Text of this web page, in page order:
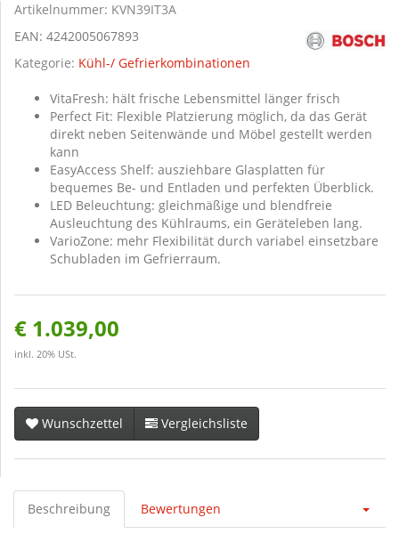
Artikelnummer: KVN39IT3A
EAN: 4242005067893
Kategorie: Kühl-/ Gefrierkombinationen
VitaFresh: hält frische Lebensmittel länger frisch
Perfect Fit: Flexible Platzierung möglich, da das Gerät
direkt neben Seitenwände und Möbel gestellt werden
kann
EasyAccess Shelf: ausziehbare Glasplatten für
bequemes Be- und Entladen und perfekten Überblick.
LED Beleuchtung: gleichmäßige und blendfreie
Ausleuchtung des Kühlraums, ein Geräteleben lang.
VarioZone: mehr Flexibilität durch variabel einsetzbare
Schubladen im Gefrierraum.
€ 1.039,00
inkl. 20% USt.
Wunschzettel Vergleichsliste
Beschreibung Bewertungen